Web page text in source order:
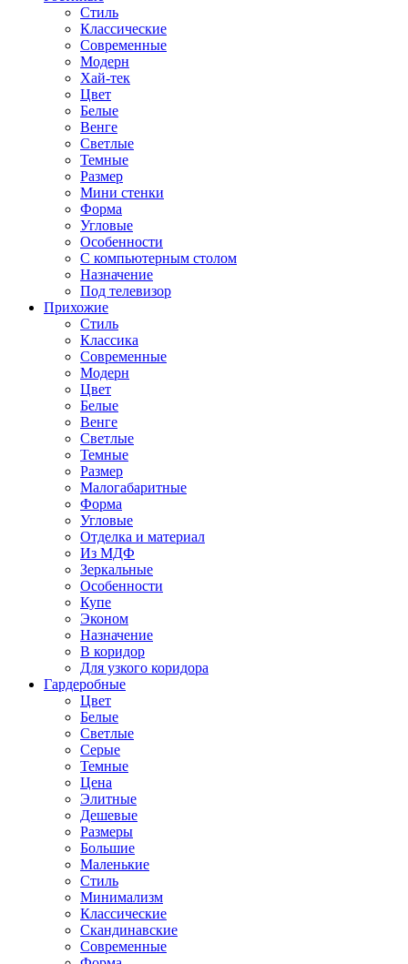
Стиль
Классические
Современные
Модерн
Хай-тек
Цвет
Белые
Венге
Светлые
Темные
Размер
Мини стенки
Форма
Угловые
Особенности
С компьютерным столом
Назначение
Под телевизор
Прихожие
Стиль
Классика
Современные
Модерн
Цвет
Белые
Венге
Светлые
Темные
Размер
Малогабаритные
Форма
Угловые
Отделка и материал
Из МДФ
Зеркальные
Особенности
Купе
Эконом
Назначение
В коридор
Для узкого коридора
Гардеробные
Цвет
Белые
Светлые
Серые
Темные
Цена
Элитные
Дешевые
Размеры
Большие
Маленькие
Стиль
Минимализм
Классические
Скандинавские
Современные